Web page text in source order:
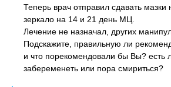
Теперь врач отправил сдавать мазки
зеркало на 14 и 21 день МЦ.
Лечение не назначал, других
Подскажите, правильную ли
и что порекомендовали бы Вы?
забеременеть или пора смириться?